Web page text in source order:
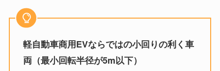
軽自動車商用EVならではの小回りの利く車
両（最小回転半径が5m以下）